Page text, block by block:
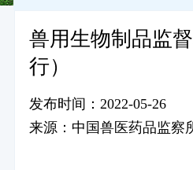
兽用生物制品监
行）
发布时间：2022-05-26
来源：中国兽医药品监察